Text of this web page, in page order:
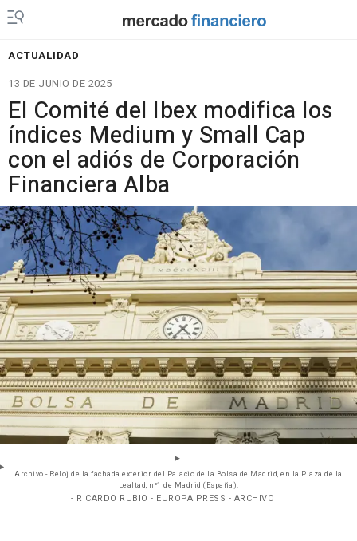
ACTUALIDAD
13 DE JUNIO DE 2025
El Comité del Ibex modifica los
índices Medium y Small Cap
con el adiós de Corporación
Financiera Alba
Archivo - Reloj de la fachada exterior del Palacio de la Bolsa de Madrid, en la Plaza de la
Lealtad, nº1 de Madrid (España).
- RICARDO RUBIO - EUROPA PRESS - ARCHIVO